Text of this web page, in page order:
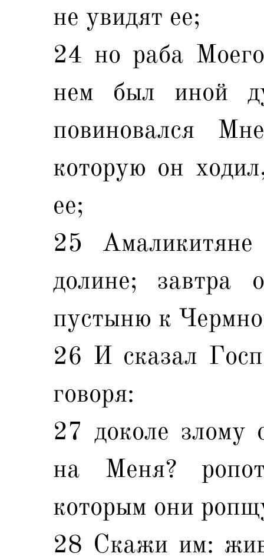
не увидят ее;
24 но раба
нем был иной
повиновался
которую он
ее;
25
долине; завтра
пустыню к
26 И сказал
говоря:
27 доколе злому
на Меня?
которым они
28 Скажи им: